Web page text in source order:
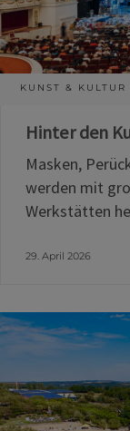
KUNST & KULTUR
Hinter den
Masken,
werden mit
Werkstätten
29. April 2026